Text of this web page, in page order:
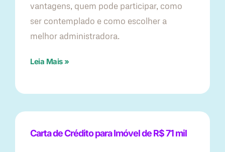
vantagens, quem pode participar, como
ser contemplado e como escolher a
melhor administradora.
Leia Mais »
Carta de Crédito para Imóvel de R$ 71 mil